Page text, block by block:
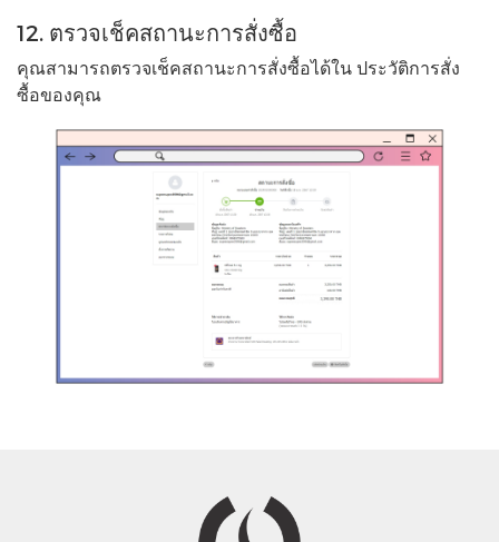
12. ตรวจเช็คสถานะการสั่งซื้อ
คุณสามารถตรวจเช็คสถานะการสั่งซื้อได้ใน ประวัติการสั่ง
ซื้อของคุณ